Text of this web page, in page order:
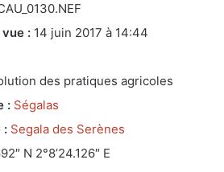
: 14 juin 2017 à 14:44
des pratiques agricoles
: Ségalas
: Segala des Serènes
N 2°8’24.126″ E